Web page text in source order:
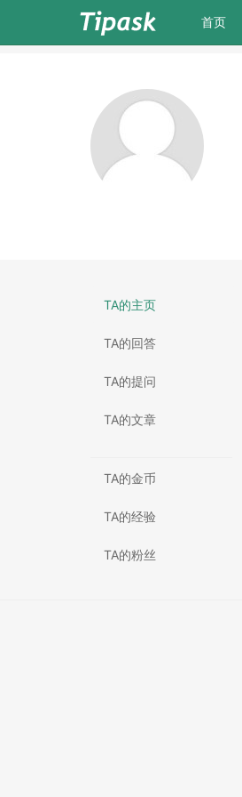
首页
TA的主页
TA的回答
TA的提问
TA的文章
TA的金币
TA的经验
TA的粉丝